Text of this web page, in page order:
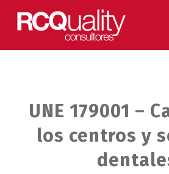
UNE 179001 –
los centros y